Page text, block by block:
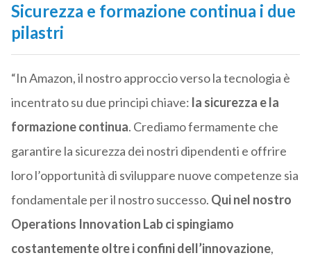
Sicurezza e formazione continua i due
pilastri
“In Amazon, il nostro approccio verso la tecnologia è
incentrato su due principi chiave: la sicurezza e la
formazione continua. Crediamo fermamente che
garantire la sicurezza dei nostri dipendenti e offrire
loro l’opportunità di sviluppare nuove competenze sia
fondamentale per il nostro successo. Qui nel nostro
Operations Innovation Lab ci spingiamo
costantemente oltre i confini dell’innovazione,